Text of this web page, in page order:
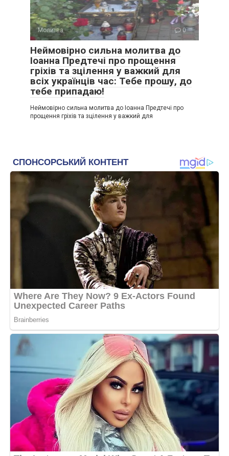
Молитва 0
Неймовірно сильна молитва до
Іоанна Предтечі про прощення
гріхів та зцілення у важкий для
всіх українців час: Тебе прошу, до
тебе припадаю!
Неймовірно сильна молитва до Іоанна Предтечі про
прощення гріхів та зцілення у важкий для